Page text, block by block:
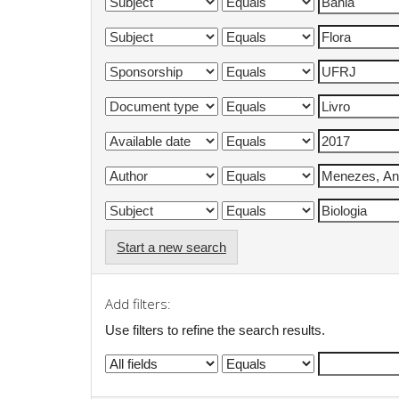
Start a new search
Add filters:
Use filters to refine the search results.